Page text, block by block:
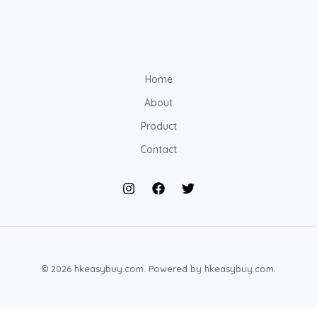
Home
About
Product
Contact
© 2026 hkeasybuy.com. Powered by hkeasybuy.com.